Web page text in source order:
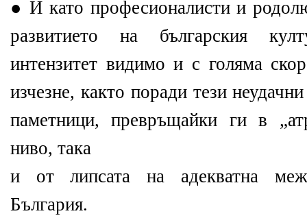
● И като професионалисти и
развитието на българския
интензитет видимо и с голяма
изчезне, както поради тези
паметници, превръщайки ги в
ниво, така
и от липсата на адекватна
България.